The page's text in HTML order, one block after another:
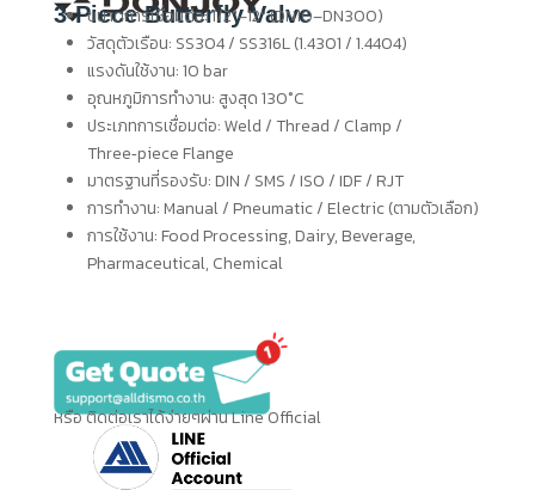
3‑Piece Butterfly Valve
ขนาดการเชื่อมต่อ: 1/2″–12″ (DN10–DN300)
วัสดุตัวเรือน: SS304 / SS316L (1.4301 / 1.4404)
แรงดันใช้งาน: 10 bar
อุณหภูมิการทำงาน: สูงสุด 130°C
ประเภทการเชื่อมต่อ: Weld / Thread / Clamp /
Three‑piece Flange
มาตรฐานที่รองรับ: DIN / SMS / ISO / IDF / RJT
การทำงาน: Manual / Pneumatic / Electric (ตามตัวเลือก)
การใช้งาน: Food Processing, Dairy, Beverage,
Pharmaceutical, Chemical
หรือ ติดต่อเราได้ง่ายๆผ่าน Line Official